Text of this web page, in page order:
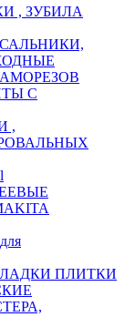
, ЗУБИЛА
С
,
ПЛИТКИ